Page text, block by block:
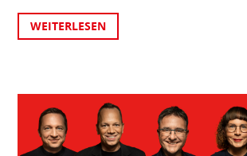
WEITERLESEN